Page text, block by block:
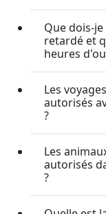
Que dois-
retardé et
heures
Les
autorisés
?
Les
autorisés
?